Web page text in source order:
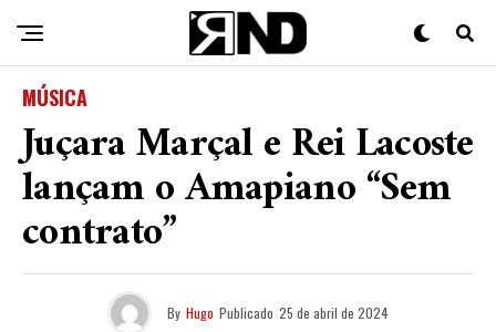
MÚSICA
Juçara Marçal e Rei Lacoste
lançam o Amapiano “Sem
contrato”
By Hugo Publicado 25 de abril de 2024